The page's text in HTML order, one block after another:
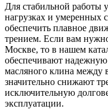
Для стабильной работы
нагрузках и умеренных
обеспечить плавное
трением. Если вам
Москве, то в нашем
обеспечивают надежную
масляного клина
значительно снижают
исключительную
эксплуатации.